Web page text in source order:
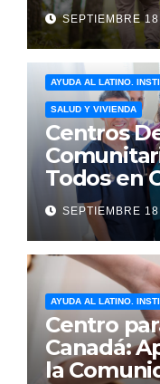
SEPTIEMBRE
AYUDA AL LATINO.
SALUD Y VIVIENDA
Centros
Todos en
SEPTIEMBRE
AYUDA AL LATINO.
Centro
Canadá:
la